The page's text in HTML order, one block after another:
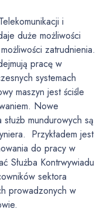
i
duże możliwości
zatrudnienia.
pracę w
systemach
maszyn jest ściśle
Nowe
mundurowych są
Przykładem jest
do pracy w
Służba Kontrwywiadu
sektora
prowadzonych w